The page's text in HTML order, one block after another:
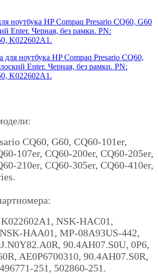
ноутбука HP Compaq Presario CQ60, G60
Enter. Черная, без рамки. PN:
K022602A1.
CQ60, G60, CQ60-101er,
107er, CQ60-200er, CQ60-205er,
210er, CQ60-305er, CQ60-410er,
NSK-HAC01,
HAA01, MP-08A93US-442,
90.4AH07.S0U, 0P6,
AE0P6700310, 90.4AH07.S0R,
251, 502860-251.